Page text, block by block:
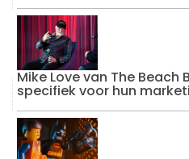
Mike Love van The Beach
specifiek voor hun